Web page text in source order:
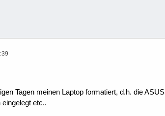
Tagen meinen Laptop formatiert, d.h. die
etc..